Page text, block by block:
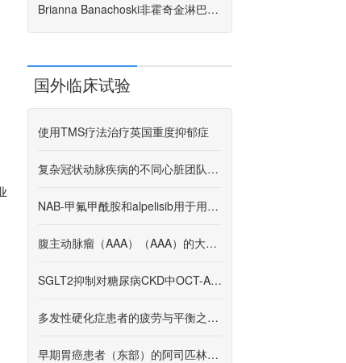
Brianna Banachoski非霍奇金淋巴瘤故事间变性大细胞淋巴瘤，2B期，Alk +
国外临床试验
使用TMS疗法治疗英国重度抑郁症
复杂冠状动脉疾病的不同心脏团队之间的决策变异性
NAB-甲氟甲酰胺和alpelisib用于用PIK3CA或PTEN改变的蒽环类药物治疗难治性三重阴性乳腺癌
腹主动脉瘤（AAA）（AAA）的大型手术注册表
SGLT2抑制对糖尿病CKD中OCT-A参数的影响
多发性硬化症患者的疲劳与平衡之间的关联
早期胃癌患者（东部）的阿司匹林用于预防胃癌预防